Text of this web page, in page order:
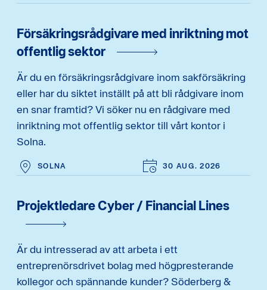
Försäkringsrådgivare med inriktning mot
offentlig sektor
Är du en försäkringsrådgivare inom sakförsäkring
eller har du siktet inställt på att bli rådgivare inom
en snar framtid? Vi söker nu en rådgivare med
inriktning mot offentlig sektor till vårt kontor i
Solna.
SOLNA 30 AUG. 2026
Projektledare Cyber / Financial Lines
Är du intresserad av att arbeta i ett
entreprenörsdrivet bolag med högpresterande
kollegor och spännande kunder? Söderberg &